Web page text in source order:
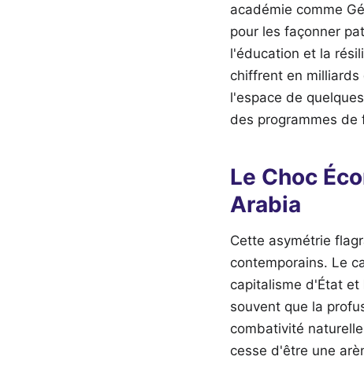
académie comme
pour les façonner
l'éducation et la
chiffrent en
l'espace de
des programmes
Le Choc
Arabia
Cette asymétrie
contemporains. Le
capitalisme d'État
souvent que la
combativité
cesse d'être une